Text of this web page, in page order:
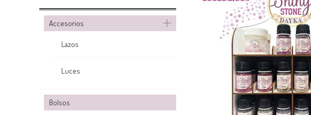
Accesorios
Lazos
Luces
Bolsos